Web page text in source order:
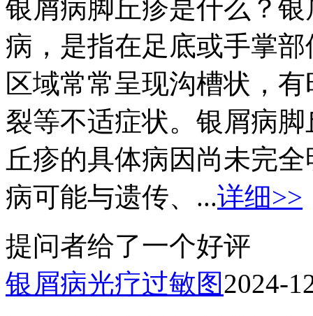
银屑病脚丘疹是什么？
病，是指在足底或手掌
区域常常呈现沟槽状，
裂等不适症状。银屑病
丘疹的具体病因尚未完
病可能与遗传、...详细>>
提问者给了一个好评
银屑病光疗过敏图2024-